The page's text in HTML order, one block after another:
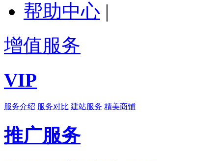
帮助中心 |
增值服务
VIP
服务介绍 服务对比 建站服务 精美商铺
推广服务